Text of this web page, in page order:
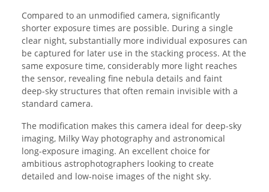
Compared to an unmodified camera, significantly
shorter exposure times are possible. During a single
clear night, substantially more individual exposures can
be captured for later use in the stacking process. At the
same exposure time, considerably more light reaches
the sensor, revealing fine nebula details and faint
deep-sky structures that often remain invisible with a
standard camera.
The modification makes this camera ideal for deep-sky
imaging, Milky Way photography and astronomical
long-exposure imaging. An excellent choice for
ambitious astrophotographers looking to create
detailed and low-noise images of the night sky.